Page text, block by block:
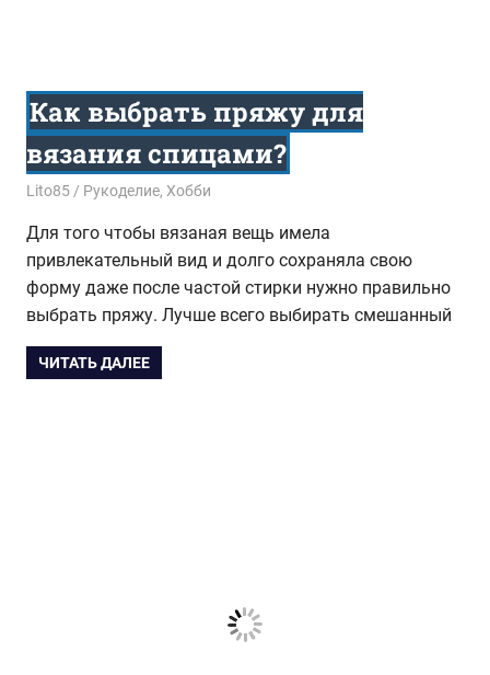
Как выбрать пряжу для
вязания спицами?
16.06.2016
Lito85 Рукоделие, Хобби
Для того чтобы вязаная вещь имела
привлекательный вид и долго сохраняла свою
форму даже после частой стирки нужно правильно
выбрать пряжу. Лучше всего выбирать смешанный
ЧИТАТЬ ДАЛЕЕ